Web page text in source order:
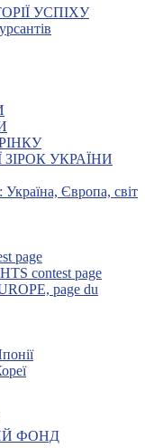
УСПІХУ
УКРАЇНИ
Європа, світ
page
contest page
page du
ФОНД